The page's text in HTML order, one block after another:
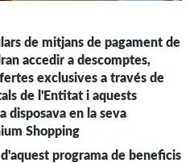
de mitjans de pagament de
accedir a descomptes,
exclusives a través de
de l'Entitat i aquests
disposava en la seva
Shopping
d'aquest programa de beneficis